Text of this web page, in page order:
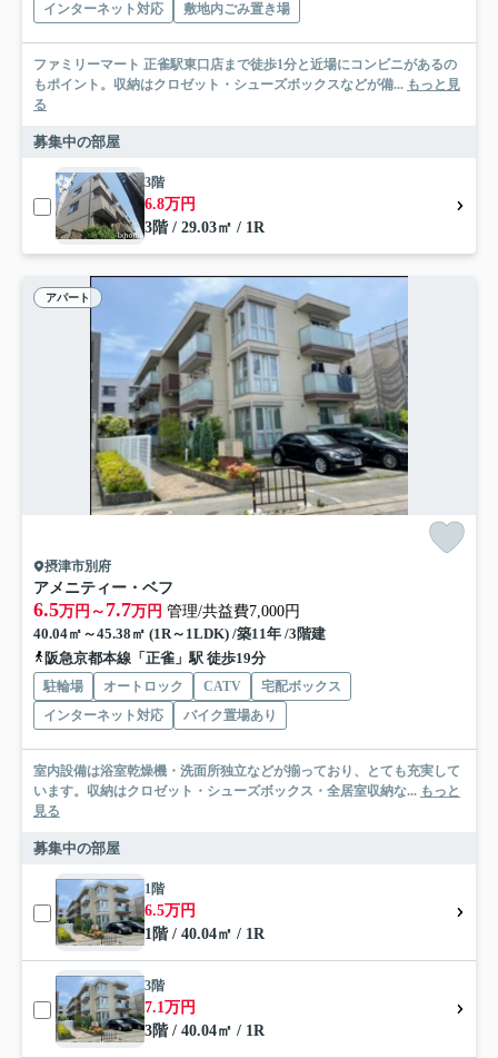
インターネット対応
敷地内ごみ置き場
ファミリーマート 正雀駅東口店まで徒歩1分と近場にコンビニがあるの
もポイント。収納はクロゼット・シューズボックスなどが備... もっと見
る
募集中の部屋
3階
6.8万円
3階 / 29.03㎡ / 1R
アパート
摂津市別府
アメニティー・ベフ
6.5万円～ 7.7万円 管理/共益費7,000円
40.04㎡～45.38㎡ (1R～1LDK) /築11年 /3階建
阪急京都本線「正雀」駅 徒歩19分
駐輪場 オートロック CATV
宅配ボックス
インターネット対応
バイク置場あり
室内設備は浴室乾燥機・洗面所独立などが揃っており、とても充実して
います。収納はクロゼット・シューズボックス・全居室収納な... もっと
見る
募集中の部屋
1階
6.5万円
1階 / 40.04㎡ / 1R
3階
7.1万円
3階 / 40.04㎡ / 1R